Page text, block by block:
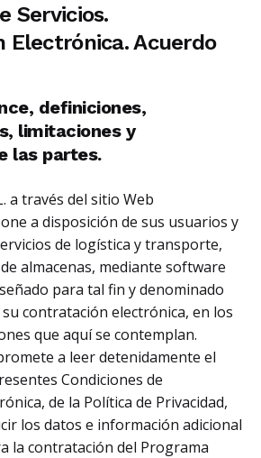
Servicios.
Electrónica. Acuerdo
definiciones,
limitaciones y
las partes.
a través del sitio Web
a disposición de sus usuarios y
de logística y transporte,
almacenas, mediante software
para tal fin y denominado
su contratación electrónica, en los
que aquí se contemplan.
a leer detenidamente el
Condiciones de
de la Política de Privacidad,
los datos e información adicional
la contratación del Programa